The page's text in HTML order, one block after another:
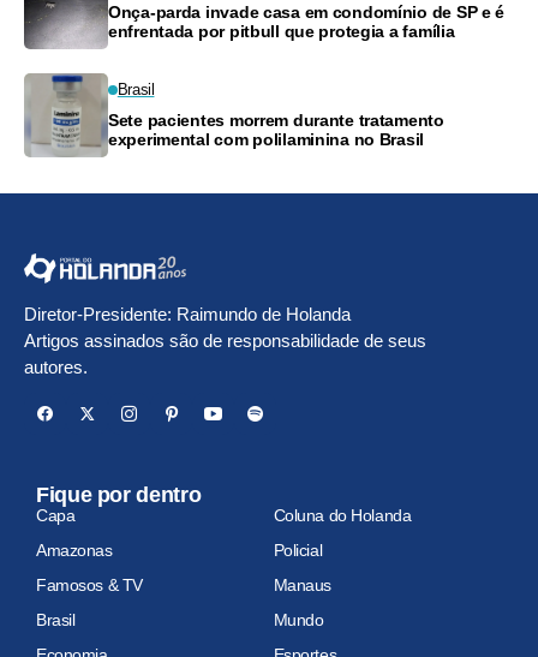
Onça-parda invade casa em condomínio de SP e é
enfrentada por pitbull que protegia a família
Brasil
Sete pacientes morrem durante tratamento
experimental com polilaminina no Brasil
Diretor-Presidente: Raimundo de Holanda
Artigos assinados são de responsabilidade de seus
autores.
Fique por dentro
Capa
Coluna do Holanda
Amazonas
Policial
Famosos & TV
Manaus
Brasil
Mundo